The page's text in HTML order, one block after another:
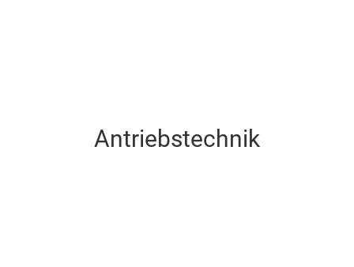
Antriebstechnik